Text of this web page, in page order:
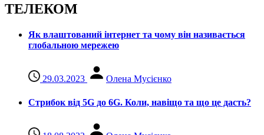
ТЕЛЕКОМ
Як влаштований інтернет та чому він називається
глобальною мережею
29.03.2023 Олена Мусієнко
Стрибок від 5G до 6G. Коли, навіщо та що це даcть?